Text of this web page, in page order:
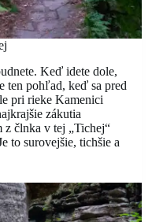
Keď idete dole,
ten pohľad, keď sa pred
pri rieke Kamenici
zákutia
z člnka v tej „Tichej“
to surovejšie, tichšie a